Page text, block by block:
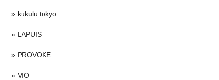
kukulu tokyo
LAPUIS
PROVOKE
VIO